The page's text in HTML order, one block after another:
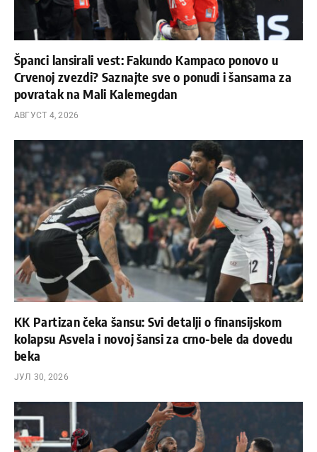
Španci lansirali vest: Fakundo Kampaco ponovo u
Crvenoj zvezdi? Saznajte sve o ponudi i šansama za
povratak na Mali Kalemegdan
АВГУСТ 4, 2026
KK Partizan čeka šansu: Svi detalji o finansijskom
kolapsu Asvela i novoj šansi za crno-bele da dovedu
beka
ЈУЛ 30, 2026